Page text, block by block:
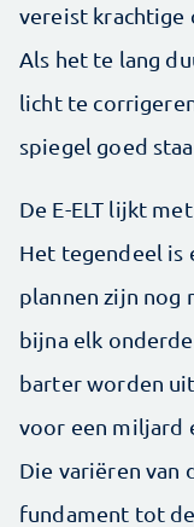
vereist krachtige
Als het te lang
licht te
spiegel goed
De E-ELT lijkt
Het tegendeel is
plannen zijn nog
bijna elk
barter worden
voor een miljard
Die variëren van
fundament tot